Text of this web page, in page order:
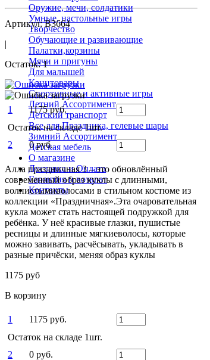
Оружие, мечи, солдатики
Умные, настольные игры
Творчество
Обучающие и развивающие
Палатки,корзины
Мячи и пригуны
Для малышей
Канцтовары
Спортивные и активные игры
Летний Ассортимент
Детский транспорт
Все для Праздника, гелевые шары
Зимний Ассортимент
Детская мебель
О магазине
Доставка и Оплата
Гарантия и возврат
Контакты
Артикул: В3664
|
Остаток: 1
1
1175 руб.
Остаток на складе 1шт.
2
0 руб.
Алла праздничная 3 – это обновлённый
современный образ куклы с длинными,
волнистымиволосами в стильном костюме из
коллекции «Праздничная».Эта очаровательная
кукла может стать настоящей подружкой для
ребёнка. У неё красивые глазки, пушистые
ресницы и длинные мягкиеволосы, которые
можно завивать, расчёсывать, укладывать в
разные причёски, меняя образ куклы
1175 руб
В корзину
1
1175 руб.
Остаток на складе 1шт.
2
0 руб.